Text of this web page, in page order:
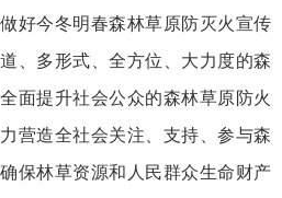
好今冬明春森林草原防灭火宣传
、多形式、全方位、大力度的森
面提升社会公众的森林草原防火
营造全社会关注、支持、参与森
保林草资源和人民群众生命财产